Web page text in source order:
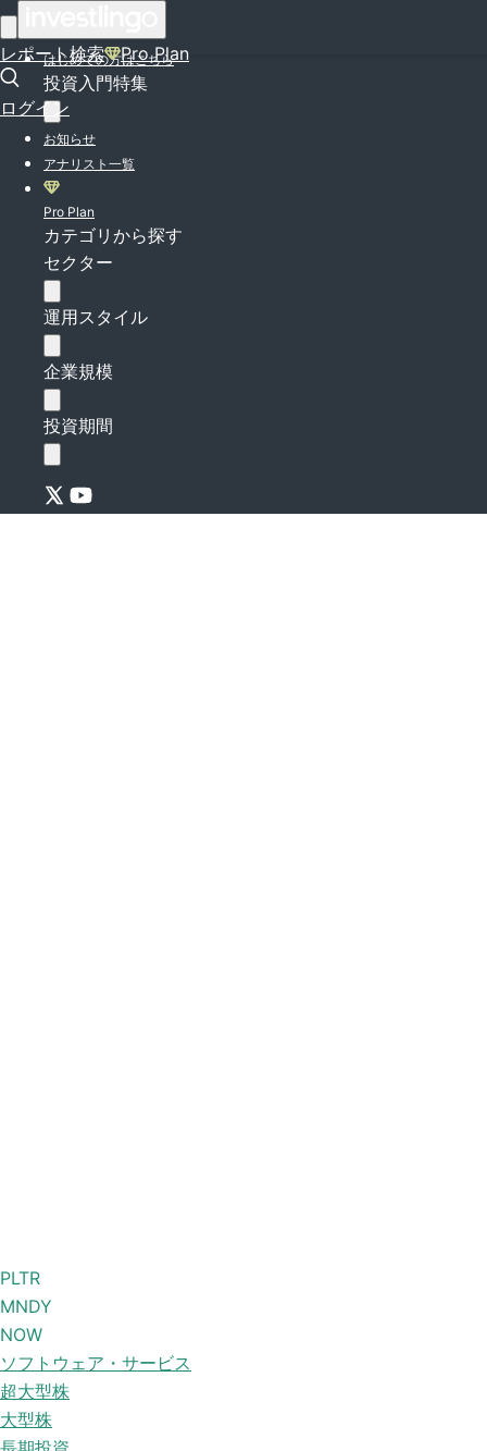
レポート検索 Pro Plan
ログイン
はじめての方はこちら
投資入門特集
お知らせ
アナリスト一覧
Pro Plan
カテゴリから探す
セクター
運用スタイル
企業規模
投資期間
PLTR
MNDY
NOW
ソフトウェア・サービス
超大型株
大型株